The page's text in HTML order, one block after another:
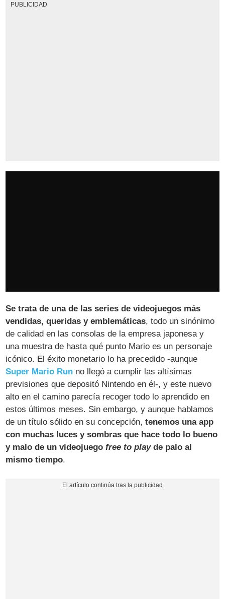
PUBLICIDAD
Se trata de una de las series de videojuegos más
vendidas, queridas y emblemáticas, todo un sinónimo
de calidad en las consolas de la empresa japonesa y
una muestra de hasta qué punto Mario es un personaje
icónico. El éxito monetario lo ha precedido -aunque
Super Mario Run no llegó a cumplir las altísimas
previsiones que depositó Nintendo en él-, y este nuevo
alto en el camino parecía recoger todo lo aprendido en
estos últimos meses. Sin embargo, y aunque hablamos
de un título sólido en su concepción,tenemos una app
con muchas luces y sombras que hace todo lo bueno
y malo de un videojuego free to playde palo al
mismo tiempo.